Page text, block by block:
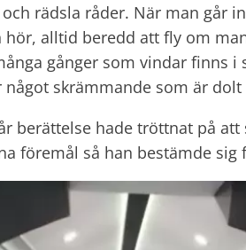
rädsla råder. När man går
alltid beredd att fly om
gånger som vindar finns i
skrämmande som är dolt
berättelse hade tröttnat på
föremål så han bestämde sig